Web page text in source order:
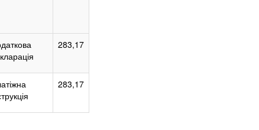
283,17
283,17